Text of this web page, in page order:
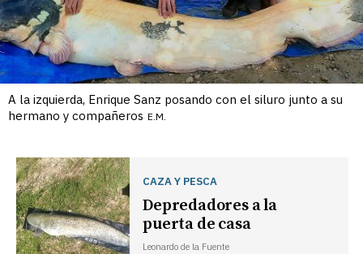
A la izquierda, Enrique Sanz posando con el siluro junto a su
hermano y compañeros E.M.
CAZA Y PESCA
Depredadores a la
puerta de casa
Leonardo de la Fuente